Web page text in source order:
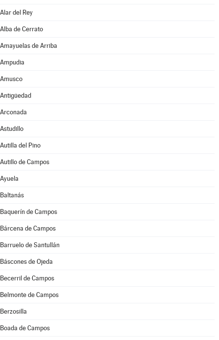
Alar del Rey
Alba de Cerrato
Amayuelas de Arriba
Ampudia
Amusco
Antigüedad
Arconada
Astudillo
Autilla del Pino
Autillo de Campos
Ayuela
Baltanás
Baquerín de Campos
Bárcena de Campos
Barruelo de Santullán
Báscones de Ojeda
Becerril de Campos
Belmonte de Campos
Berzosilla
Boada de Campos